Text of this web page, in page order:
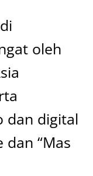
oleh
dan digital
“Mas